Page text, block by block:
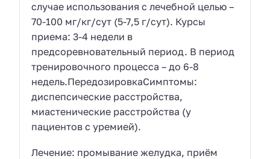
случае использования с лечебной целью –
70-100 мг/кг/сут (5-7,5 г/сут). Курсы
приема: 3-4 недели в
предсоревновательный период. В период
тренировочного процесса – до 6-8
недель.ПередозировкаСимптомы:
диспепсические расстройства,
миастенические расстройства (у
пациентов с уремией).
Лечение: промывание желудка, приём